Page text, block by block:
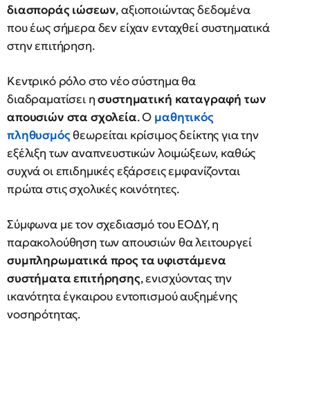
διασποράς ιώσεων, αξιοποιώντας δεδομένα
που έως σήμερα δεν είχαν ενταχθεί συστηματικά
στην επιτήρηση.
Κεντρικό ρόλο στο νέο σύστημα θα
διαδραματίσει ησυστηματική καταγραφή των
απουσιών στα σχολεία. Ο μαθητικός
πληθυσμόςθεωρείται κρίσιμος δείκτης για την
εξέλιξη των αναπνευστικών λοιμώξεων, καθώς
συχνά οι επιδημικές εξάρσεις εμφανίζονται
πρώτα στις σχολικές κοινότητες.
Σύμφωνα με τον σχεδιασμό του ΕΟΔΥ, η
παρακολούθηση των απουσιών θα λειτουργεί
συμπληρωματικά προς τα υφιστάμενα
συστήματα επιτήρησης, ενισχύοντας την
ικανότητα έγκαιρου εντοπισμού αυξημένης
νοσηρότητας.